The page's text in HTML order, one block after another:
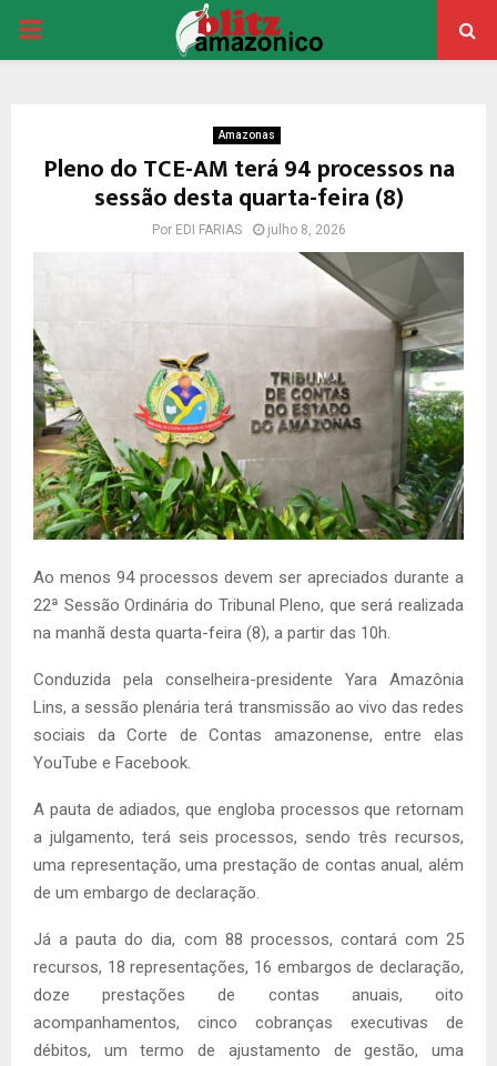
PRIMARY
Amazonas
Pleno do TCE-AM terá 94 processos na
sessão desta quarta-feira (8)
Por EDI FARIAS julho 8, 2026
Ao menos 94 processos devem ser apreciados durante a
22ª Sessão Ordinária do Tribunal Pleno, que será realizada
na manhã desta quarta-feira (8), a partir das 10h.
Conduzida pela conselheira-presidente Yara Amazônia
Lins, a sessão plenária terá transmissão ao vivo das redes
sociais da Corte de Contas amazonense, entre elas
YouTube e Facebook.
A pauta de adiados, que engloba processos que retornam
a julgamento, terá seis processos, sendo três recursos,
uma representação, uma prestação de contas anual, além
de um embargo de declaração.
Já a pauta do dia, com 88 processos, contará com 25
recursos, 18 representações, 16 embargos de declaração,
doze prestações de contas anuais, oito
acompanhamentos, cinco cobranças executivas de
débitos, um termo de ajustamento de gestão, uma